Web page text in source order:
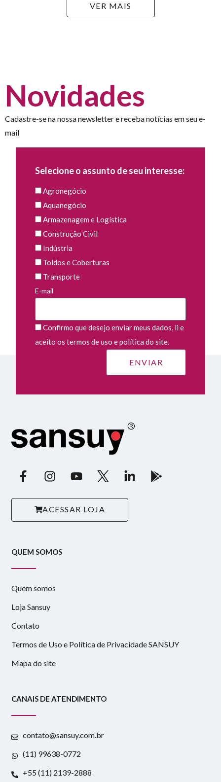
VER MAIS
Novidades
Cadastre-se na nossa newsletter e receba notícias em seu e-
mail
Selecione o assunto de seu interesse:
Agronegócio
Aquanegócio
Armazenagem e Logística
Construção Civil
Indústria
Toldos e Coberturas
Transporte
E-mail
Confirmo que desejo enviar meus dados, li e
aceito os termos de uso e política do site.
ACESSAR LOJA
QUEM SOMOS
Quem somos
Loja Sansuy
Contato
Termos de Uso e Política de Privacidade SANSUY
Mapa do site
CANAIS DE ATENDIMENTO
contato@sansuy.com.br
(11) 99638-0772
+55 (11) 2139-2888